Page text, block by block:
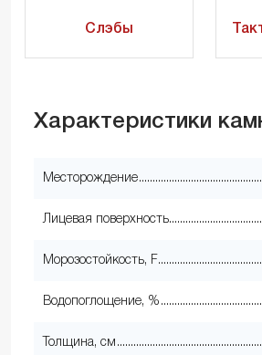
Слэбы
Характеристики
Месторождение
Лицевая поверхность
Морозостойкость, F
Водопоглощение, %
Толщина, см